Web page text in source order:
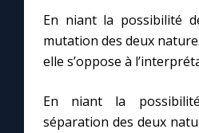
En niant la possibilité
mutation des deux
elle s’oppose à
En niant la
séparation des deux